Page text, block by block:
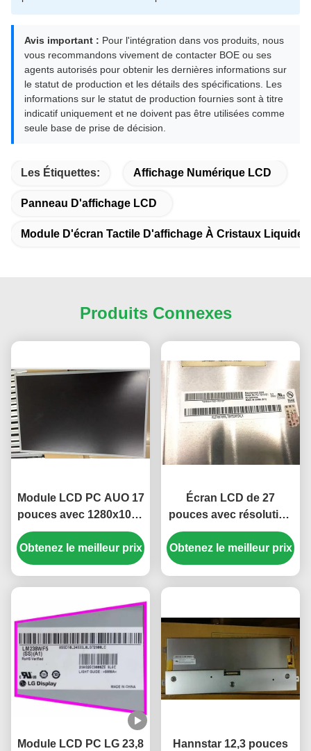
Avis important : Pour l'intégration dans vos produits, nous
vous recommandons vivement de contacter BOE ou ses
agents autorisés pour obtenir les dernières informations sur
le statut de production et les détails des spécifications. Les
informations sur le statut de production fournies sont à titre
indicatif uniquement et ne doivent pas être utilisées comme
seule base de prise de décision.
Les Étiquettes: Affichage Numérique LCD
Panneau D'affichage LCD
Module D'écran Tactile D'affichage À Cristaux Liquides
Produits Connexes
Module LCD PC AUO 17
pouces avec 1280x1024
pixels et connecteur 51
broches M170ETN01.1
Obtenez le meilleur prix
Écran LCD de 27
pouces avec résolution
FHD de 1920x1080
pixels et luminosité de
300 cd/m²
Obtenez le meilleur prix
Module LCD PC LG 23,8
Hannstar 12,3 pouces